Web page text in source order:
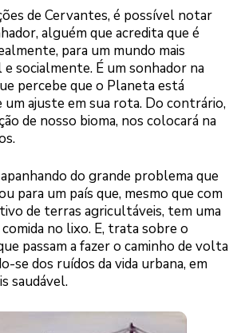
de Cervantes, é possível notar
alguém que acredita que é
para um mundo mais
socialmente. É um sonhador na
percebe que o Planeta está
um ajuste em sua rota. Do contrário,
de nosso bioma, nos colocará na
do grande problema que
para um país que, mesmo que com
de terras agricultáveis, tem uma
no lixo. E, trata sobre o
passam a fazer o caminho de volta
se dos ruídos da vida urbana, em
saudável.